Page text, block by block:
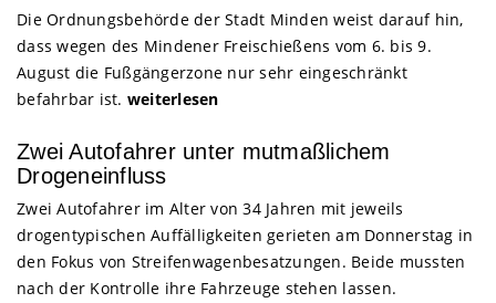
Die Ordnungsbehörde der Stadt Minden weist darauf hin,
dass wegen des Mindener Freischießens vom 6. bis 9.
August die Fußgängerzone nur sehr eingeschränkt
befahrbar ist. weiterlesen
Zwei Autofahrer unter mutmaßlichem
Drogeneinfluss
Zwei Autofahrer im Alter von 34 Jahren mit jeweils
drogentypischen Auffälligkeiten gerieten am Donnerstag in
den Fokus von Streifenwagenbesatzungen. Beide mussten
nach der Kontrolle ihre Fahrzeuge stehen lassen.